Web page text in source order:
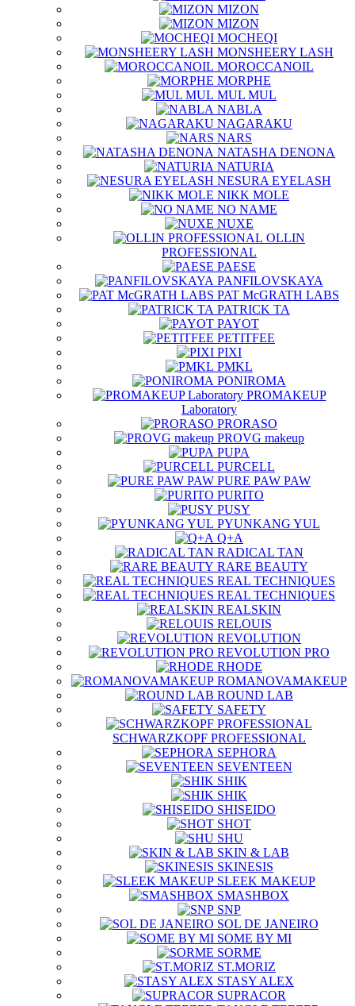
MIZON
MIZON
MOCHEQI
MONSHEERY LASH
MOROCCANOIL
MORPHE
MUL MUL
NABLA
NAGARAKU
NARS
NATASHA DENONA
NATURIA
NESURA EYELASH
NIKK MOLE
NO NAME
NUXE
OLLIN
PROFESSIONAL
PAESE
PANFILOVSKAYA
PAT McGRATH LABS
PATRICK TA
PAYOT
PETITFEE
PIXI
PMKL
PONIROMA
PROMAKEUP
Laboratory
PRORASO
PROVG makeup
PUPA
PURCELL
PURE PAW PAW
PURITO
PUSY
PYUNKANG YUL
Q+A
RADICAL TAN
RARE BEAUTY
REAL TECHNIQUES
REAL TECHNIQUES
REALSKIN
RELOUIS
REVOLUTION
REVOLUTION PRO
RHODE
ROMANOVAMAKEUP
ROUND LAB
SAFETY
SCHWARZKOPF PROFESSIONAL
SEPHORA
SEVENTEEN
SHIK
SHIK
SHISEIDO
SHOT
SHU
SKIN & LAB
SKINESIS
SLEEK MAKEUP
SMASHBOX
SNP
SOL DE JANEIRO
SOME BY MI
SORME
ST.MORIZ
STASY ALEX
SUPRACOR